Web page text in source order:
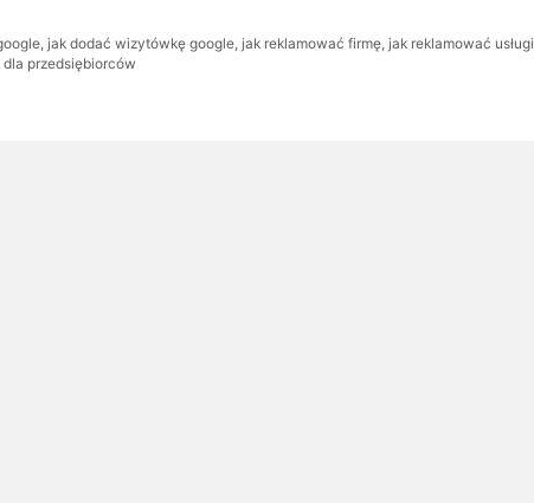
,jak dodać wizytówkę google ,jak reklamować firmę ,jak reklamować usługi
dla przedsiębiorców